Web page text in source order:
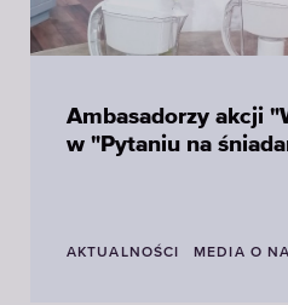
Ambasadorzy akcji
w "Pytaniu na
AKTUALNOŚCI MEDIA O